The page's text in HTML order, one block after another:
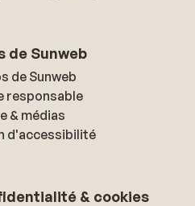
de Sunweb
de Sunweb
responsable
& médias
d'accessibilité
& cookies